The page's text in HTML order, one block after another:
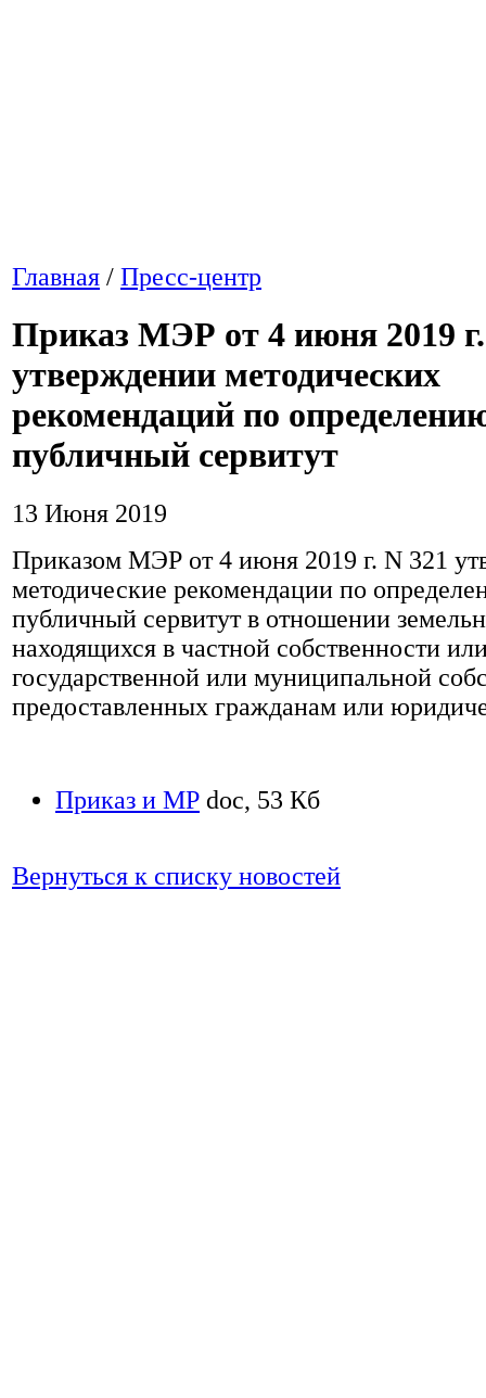
Главная / Пресс-центр
Приказ МЭР от 4 июня 2019 г.
утверждении методических
рекомендаций по
публичный сервитут
13 Июня 2019
Приказом МЭР от 4 июня 2019 г. N 321
методические рекомендации по
публичный сервитут в отношении
находящихся в частной собственности
государственной или муниципальной
предоставленных гражданам или
Приказ и МР doc, 53 Кб
Вернуться к списку новостей